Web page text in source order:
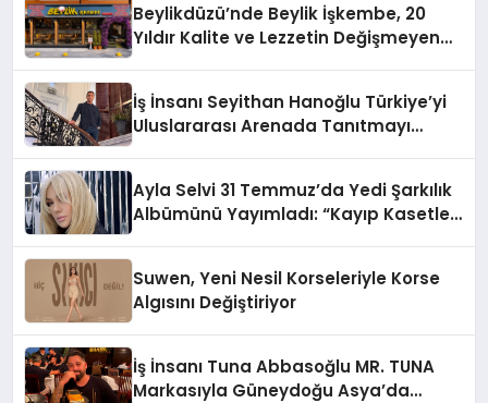
Hayata Geçirecek
Beylikdüzü’nde Beylik İşkembe, 20
Yıldır Kalite ve Lezzetin Değişmeyen
İş İnsanı Seyithan Hanoğlu Türkiye’yi
Uluslararası Arenada Tanıtmayı
Ayla Selvi 31 Temmuz’da Yedi Şarkılık
Albümünü Yayımladı: “Kayıp Kasetler
Suwen, Yeni Nesil Korseleriyle Korse
Algısını Değiştiriyor
İş İnsanı Tuna Abbasoğlu MR. TUNA
Markasıyla Güneydoğu Asya’da